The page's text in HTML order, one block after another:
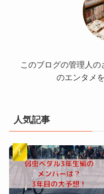
このブログの管理人
のエンタメ
人気記事